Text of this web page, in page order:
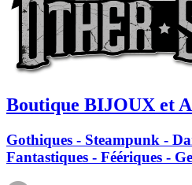
Boutique BIJOUX et
Gothiques - Steampunk -
Fantastiques - Féériques -